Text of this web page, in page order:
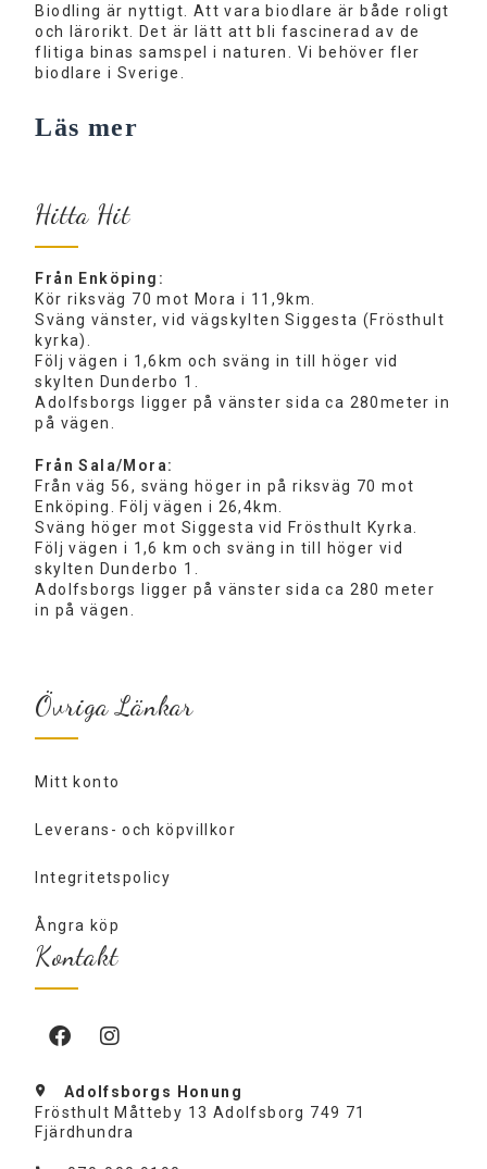
Biodling är nyttigt. Att vara biodlare är både roligt
och lärorikt. Det är lätt att bli fascinerad av de
flitiga binas samspel i naturen. Vi behöver fler
biodlare i Sverige.
Läs mer
Hitta Hit
Från Enköping:
Kör riksväg 70 mot Mora i 11,9km.
Sväng vänster, vid vägskylten Siggesta (Frösthult
kyrka).
Följ vägen i 1,6km och sväng in till höger vid
skylten Dunderbo 1.
Adolfsborgs ligger på vänster sida ca 280meter in
på vägen.
Från Sala/Mora:
Från väg 56, sväng höger in på riksväg 70 mot
Enköping. Följ vägen i 26,4km.
Sväng höger mot Siggesta vid Frösthult Kyrka.
Följ vägen i 1,6 km och sväng in till höger vid
skylten Dunderbo 1.
Adolfsborgs ligger på vänster sida ca 280 meter
in på vägen.
Övriga Länkar
Mitt konto
Leverans- och köpvillkor
Integritetspolicy
Ångra köp
Kontakt
Adolfsborgs Honung
Frösthult Måtteby 13 Adolfsborg 749 71
Fjärdhundra